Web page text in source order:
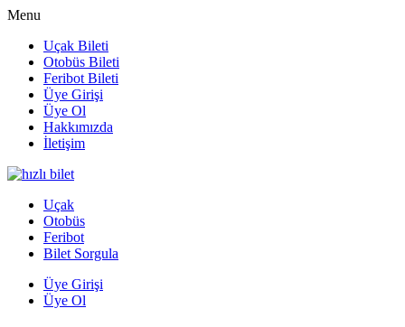
Menu
Uçak Bileti
Otobüs Bileti
Feribot Bileti
Üye Girişi
Üye Ol
Hakkımızda
İletişim
Uçak
Otobüs
Feribot
Bilet Sorgula
Üye Girişi
Üye Ol